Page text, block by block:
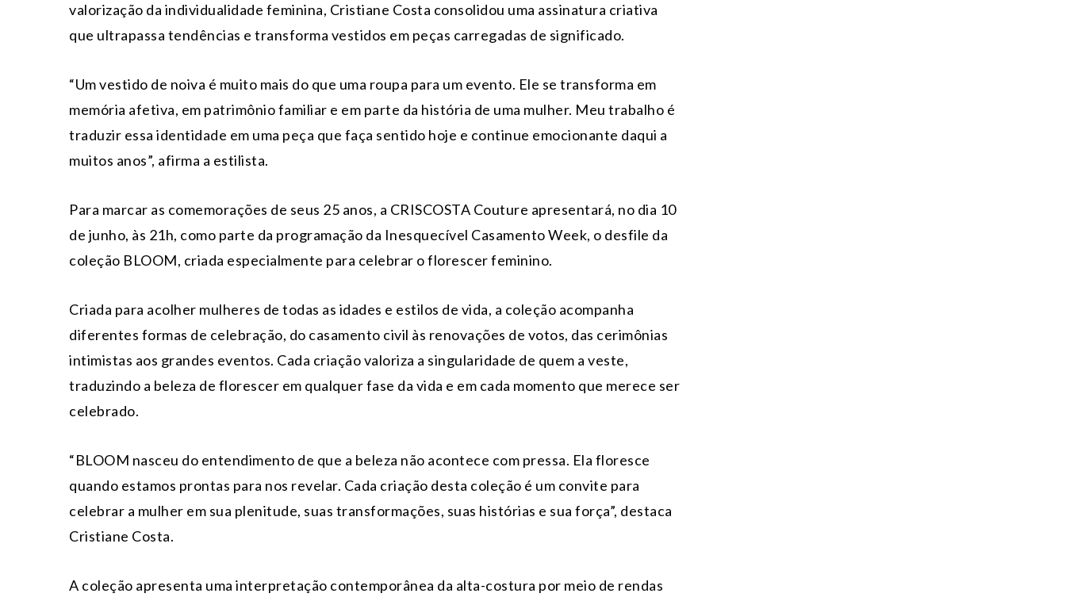
valorização da individualidade feminina, Cristiane Costa consolidou uma assinatura criativa
que ultrapassa tendências e transforma vestidos em peças carregadas de significado.
“Um vestido de noiva é muito mais do que uma roupa para um evento. Ele se transforma em
memória afetiva, em patrimônio familiar e em parte da história de uma mulher. Meu trabalho é
traduzir essa identidade em uma peça que faça sentido hoje e continue emocionante daqui a
muitos anos”, afirma a estilista.
Para marcar as comemorações de seus 25 anos, a CRISCOSTA Couture apresentará, no dia 10
de junho, às 21h, como parte da programação da Inesquecível Casamento Week, o desfile da
coleção BLOOM, criada especialmente para celebrar o florescer feminino.
Criada para acolher mulheres de todas as idades e estilos de vida, a coleção acompanha
diferentes formas de celebração, do casamento civil às renovações de votos, das cerimônias
intimistas aos grandes eventos. Cada criação valoriza a singularidade de quem a veste,
traduzindo a beleza de florescer em qualquer fase da vida e em cada momento que merece ser
celebrado.
“BLOOM nasceu do entendimento de que a beleza não acontece com pressa. Ela floresce
quando estamos prontas para nos revelar. Cada criação desta coleção é um convite para
celebrar a mulher em sua plenitude, suas transformações, suas histórias e sua força”, destaca
Cristiane Costa.
A coleção apresenta uma interpretação contemporânea da alta-costura por meio de rendas